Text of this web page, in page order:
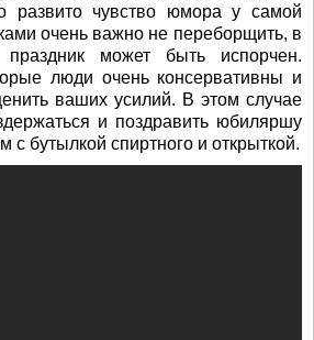
развито чувство юмора у самой
очень важно не переборщить, в
праздник может быть испорчен.
люди очень консервативны и
ваших усилий. В этом случае
и поздравить юбиляршу
с бутылкой спиртного и открыткой.